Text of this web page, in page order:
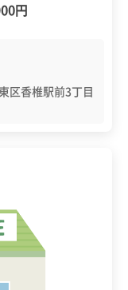
円
区香椎駅前3丁目